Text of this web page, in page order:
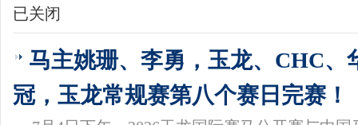
已关闭
马主姚珊、李勇，玉龙、CHC、
冠，玉龙常规赛第八个赛日完赛！